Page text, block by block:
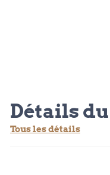
Détails
Tous les détails